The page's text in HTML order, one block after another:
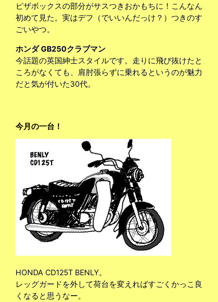
ピザボックスの部分がサスつきおかもちに！こんなん
初めて見た。実はデフ（でいいんだっけ？）つきのす
ごいやつ。
ホンダ GB250クラブマン
今話題の英国紳士スタイルです。走りに飛び抜けたと
ころがなくても、肩肘張らずに乗れるというのが魅力
だと気が付いた30代。
今月の一台！
HONDA CD125T BENLY。
レッグガードを外して荷台を変えればすごくかっこ良
くなると思うなー。